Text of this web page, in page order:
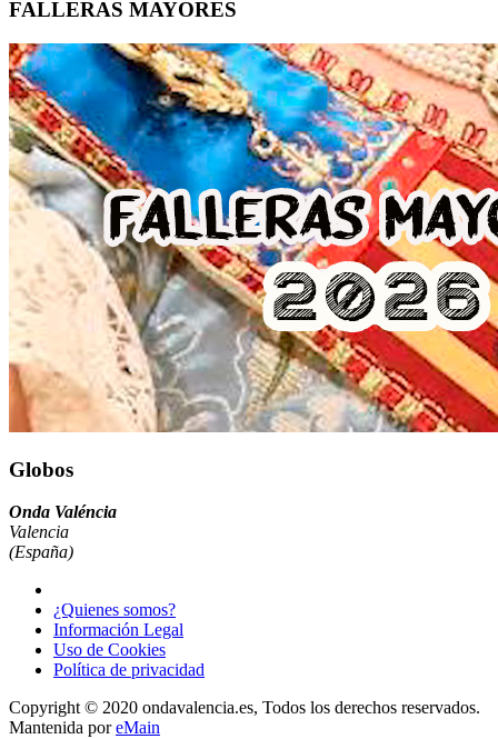
FALLERAS MAYORES
Globos
Onda Valéncia
Valencia
(España)
¿Quienes somos?
Información Legal
Uso de Cookies
Política de privacidad
Copyright © 2020 ondavalencia.es, Todos los derechos reservados.
Mantenida poreMain